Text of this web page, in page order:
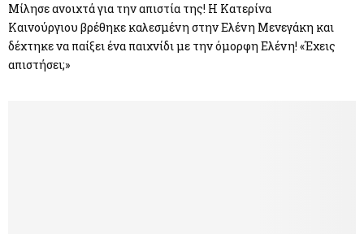
Μίλησε ανοιχτά για την απιστία της! Η Κατερίνα
Καινούργιου βρέθηκε καλεσμένη στην Ελένη Μενεγάκη και
δέχτηκε να παίξει ένα παιχνίδι με την όμορφη Ελένη! «Έχεις
απιστήσει;»